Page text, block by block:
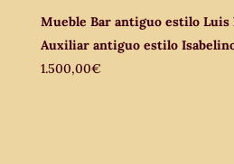
Mueble Bar antiguo estilo Luis
Auxiliar antiguo estilo
1.500,00€